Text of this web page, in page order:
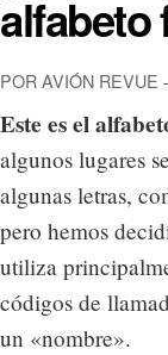
alfabeto
POR AVIÓN
Este es el
algunos lugares
algunas letras,
pero hemos
utiliza
códigos de
un «nombre».